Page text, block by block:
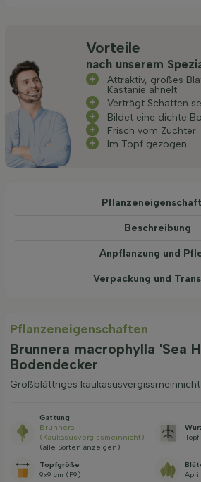
Vorteile
nach unserem
Attraktiv, großes
Kastanie ähnelt
Verträgt Schatten
Bildet eine dichte
Frisch vom Züchter
Im Topf gezogen
Beschreibung
Anpflanzung und
Verpackung und
Pflanzeneigenschaften
Brunnera macrophylla 'Sea
Bodendecker
Großblättriges kaukasusvergissmeinnicht
Gattung
Brunnera
(Kaukasusvergissmeinnicht)
(alle Sorten anzeigen)
Topf
Topfgröße
9x9 cm (P9)